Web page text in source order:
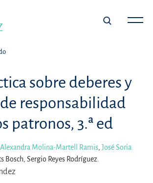
sobre deberes y
responsabilidad
patronos, 3.ª ed
Alexandra Molina-Martell Ramis, José Soria
Bosch, Sergio Reyes Rodríguez.